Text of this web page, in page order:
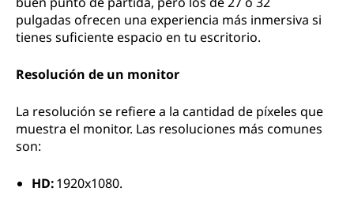
pulgadas ofrecen una experiencia más inmersiva si
tienes suficiente espacio en tu escritorio.
Resolución de un monitor
La resolución se refiere a la cantidad de píxeles que
muestra el monitor. Las resoluciones más comunes
son:
HD:1920x1080.